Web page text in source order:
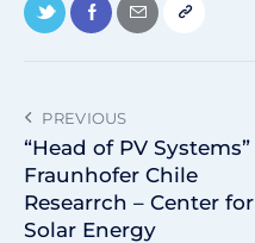
PREVIOUS
“Head of PV Systems”
Fraunhofer Chile
Researrch – Center for
Solar Energy